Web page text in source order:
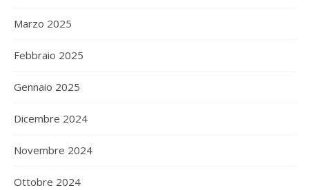
Marzo 2025
Febbraio 2025
Gennaio 2025
Dicembre 2024
Novembre 2024
Ottobre 2024